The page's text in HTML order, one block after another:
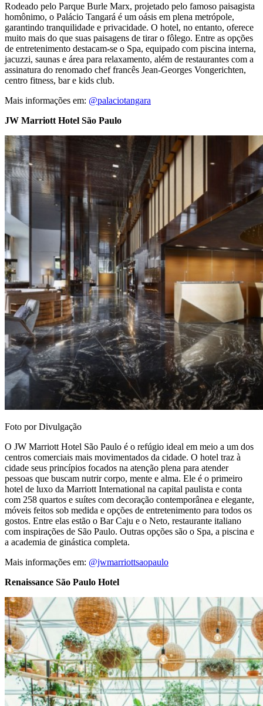
Rodeado pelo Parque Burle Marx, projetado pelo famoso paisagista
homônimo, o Palácio Tangará é um oásis em plena metrópole,
garantindo tranquilidade e privacidade. O hotel, no entanto, oferece
muito mais do que suas paisagens de tirar o fôlego. Entre as opções
de entretenimento destacam-se o Spa, equipado com piscina interna,
jacuzzi, saunas e área para relaxamento, além de restaurantes com a
assinatura do renomado chef francês Jean-Georges Vongerichten,
centro fitness, bar e kids club.
Mais informações em: @palaciotangara
JW Marriott Hotel São Paulo
Foto por Divulgação
O JW Marriott Hotel São Paulo é o refúgio ideal em meio a um dos
centros comerciais mais movimentados da cidade. O hotel traz à
cidade seus princípios focados na atenção plena para atender
pessoas que buscam nutrir corpo, mente e alma. Ele é o primeiro
hotel de luxo da Marriott International na capital paulista e conta
com 258 quartos e suítes com decoração contemporânea e elegante,
móveis feitos sob medida e opções de entretenimento para todos os
gostos. Entre elas estão o Bar Caju e o Neto, restaurante italiano
com inspirações de São Paulo. Outras opções são o Spa, a piscina e
a academia de ginástica completa.
Mais informações em: @jwmarriottsaopaulo
Renaissance São Paulo Hotel